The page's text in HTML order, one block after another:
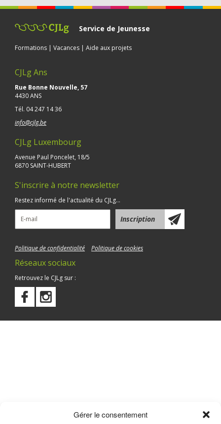
Gérer le consentement
Service de Jeunesse
Formations | Vacances | Aide aux projets
CJLg Ans
Rue Bonne Nouvelle, 57
4430 ANS
Tél. 04 247 14 36
info@cjlg.be
CJLg Luxembourg
Avenue Paul Poncelet, 18/5
6870 SAINT-HUBERT
S'inscrire à notre newsletter
Restez informé de l'actualité du CJLg...
Politique de confidentialité Politique de cookies
Réseaux sociaux
Retrouvez le CJLg sur :